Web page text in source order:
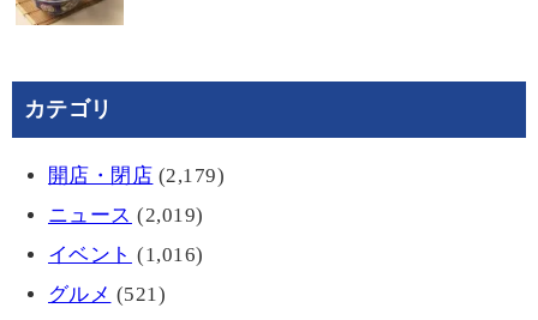
カテゴリ
開店・閉店 (2,179)
ニュース (2,019)
イベント (1,016)
グルメ (521)